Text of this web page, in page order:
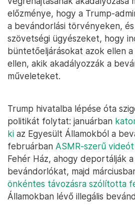
előzménye, hogy a Trump-
a bevándorlási törvényeken,
szövetségi ügyészeket, hogy
büntetőeljárásokat azok ellen
ellen, akik akadályozzák a
műveleteket.
Trump hivatalba lépése óta
politikát folytat: januárban
ki az Egyesült Államokból a
februárban ASMR-szerű videót
Fehér Ház, ahogy deportálják a
bevándorlókat, majd
önkéntes távozásra szólította
Államokban lévő illegális